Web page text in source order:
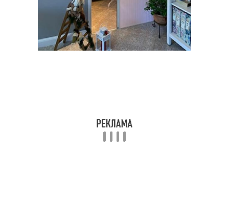
Перегородки в
маленьких
Межкомнатные
перегородки